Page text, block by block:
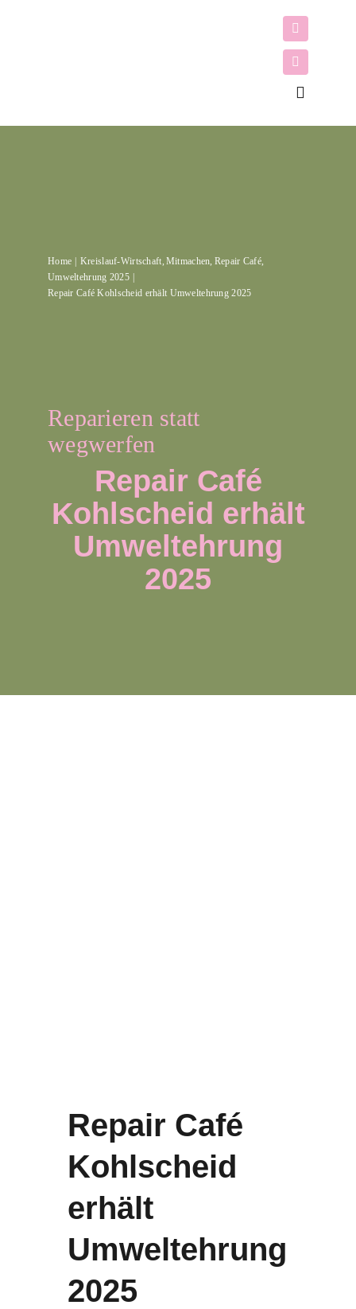
Toggle
Home Kreislauf-Wirtschaft Mitmachen Repair Café
Umweltehrung 2025
Repair Café Kohlscheid erhält Umweltehrung 2025
Reparieren statt
wegwerfen
Repair Café
Kohlscheid erhält
Umweltehrung
2025
Repair Café
Kohlscheid
erhält
Umweltehrung
2025